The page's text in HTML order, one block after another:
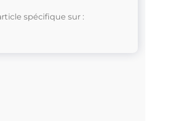
spécifique sur :